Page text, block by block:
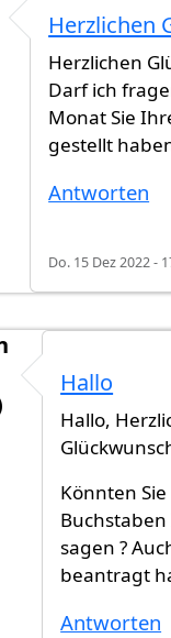
Hi zusammen,
Herzlichen
Herzlichen
Darf ich
Monat Sie
gestellt
Antworten
Do. 15 Dez 2022 -
Hi zusammen,
Hallo
Hallo,
Könnten
sagen ?
beantragt
Antworten